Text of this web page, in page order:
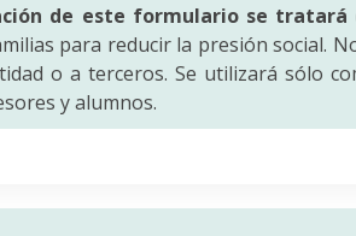
de este formulario se tratará
para reducir la presión social.
o a terceros. Se utilizará sólo
y alumnos.